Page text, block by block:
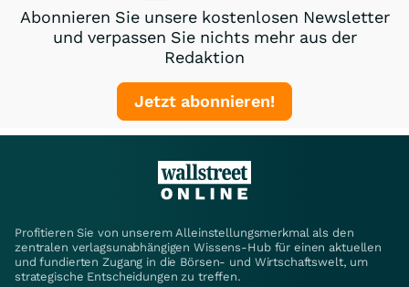
Abonnieren Sie unsere kostenlosen Newsletter
und verpassen Sie nichts mehr aus der
Redaktion
Jetzt abonnieren!
Profitieren Sie von unserem Alleinstellungsmerkmal als den
zentralen verlagsunabhängigen Wissens-Hub für einen aktuellen
und fundierten Zugang in die Börsen- und Wirtschaftswelt, um
strategische Entscheidungen zu treffen.